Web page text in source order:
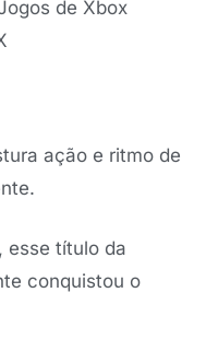
ação e ritmo de
esse título da
conquistou o